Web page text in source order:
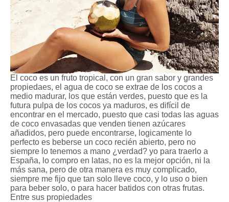
El coco es un fruto tropical, con un gran sabor y grandes
propiedaes, el agua de coco se extrae de los cocos a
medio madurar, los que están verdes, puesto que es la
futura pulpa de los cocos ya maduros, es difícil de
encontrar en el mercado, puesto que casi todas las aguas
de coco envasadas que venden tienen azúcares
añadidos, pero puede encontrarse, logicamente lo
perfecto es beberse un coco recién abierto, pero no
siempre lo tenemos a mano ¿verdad? yo para traerlo a
España, lo compro en latas, no es la mejor opción, ni la
más sana, pero de otra manera es muy complicado,
siempre me fijo que tan solo lleve coco, y lo uso o bien
para beber solo, o para hacer batidos con otras frutas.
Entre sus propiedades